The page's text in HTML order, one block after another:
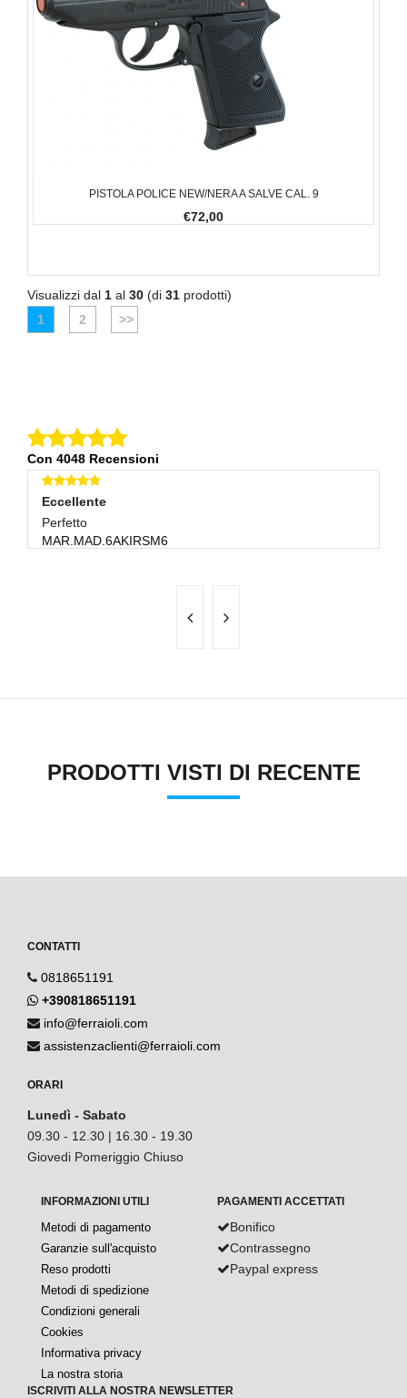
PISTOLA POLICE NEW/NERA A SALVE CAL. 9
€72,00
Visualizzi dal 1 al 30 (di 31 prodotti)
1
2 >>
Con 4048 Recensioni
Eccellente
Perfetto
MAR.MAD.6AKIRSM6
PRODOTTI VISTI DI RECENTE
CONTATTI
0818651191
+390818651191
info@ferraioli.com
assistenzaclienti@ferraioli.com
ORARI
Lunedì - Sabato
09.30 - 12.30 | 16.30 - 19.30
Giovedi Pomeriggio Chiuso
INFORMAZIONI UTILI
Metodi di pagamento
Garanzie sull'acquisto
Reso prodotti
Metodi di spedizione
Condizioni generali
Cookies
Informativa privacy
La nostra storia
PAGAMENTI ACCETTATI
Bonifico
Contrassegno
Paypal express
ISCRIVITI ALLA NOSTRA NEWSLETTER